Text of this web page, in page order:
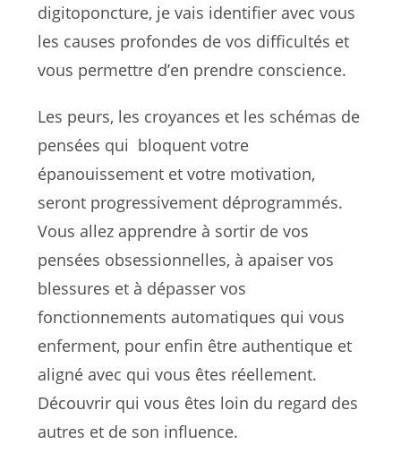
digitoponcture, je vais identifier avec vous
les causes profondes de vos difficultés et
vous permettre d’en prendre conscience.
Les peurs, les croyances et les schémas de
pensées qui bloquent votre
épanouissement et votre motivation,
seront progressivement déprogrammés.
Vous allez apprendre à sortir de vos
pensées obsessionnelles, à apaiser vos
blessures et à dépasser vos
fonctionnements automatiques qui vous
enferment, pour enfin être authentique et
aligné avec qui vous êtes réellement.
Découvrir qui vous êtes loin du regard des
autres et de son influence.